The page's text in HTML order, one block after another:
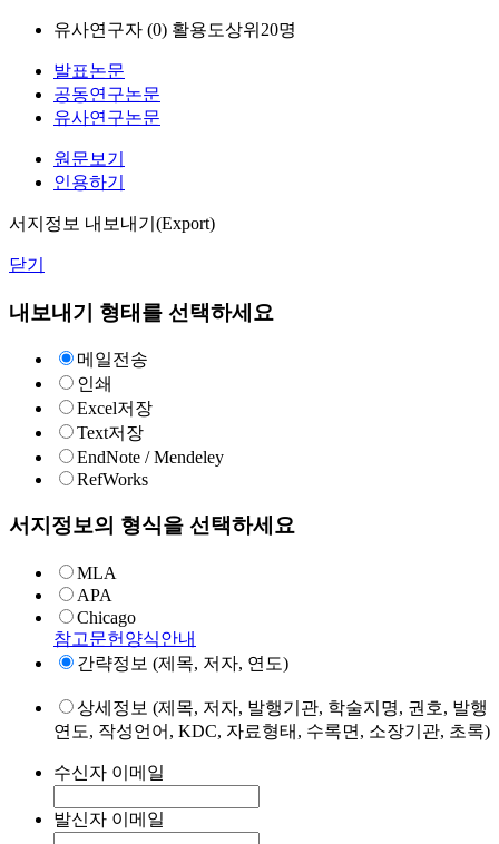
유사연구자 (0) 활용도상위20명
발표논문
공동연구논문
유사연구논문
원문보기
인용하기
서지정보 내보내기(Export)
닫기
내보내기 형태를 선택하세요
메일전송
인쇄
Excel저장
Text저장
EndNote / Mendeley
RefWorks
서지정보의 형식을 선택하세요
MLA
APA
Chicago
참고문헌양식안내
간략정보 (제목, 저자, 연도)
상세정보 (제목, 저자, 발행기관, 학술지명, 권호, 발행
연도, 작성언어, KDC, 자료형태, 수록면, 소장기관, 초록)
수신자 이메일
발신자 이메일